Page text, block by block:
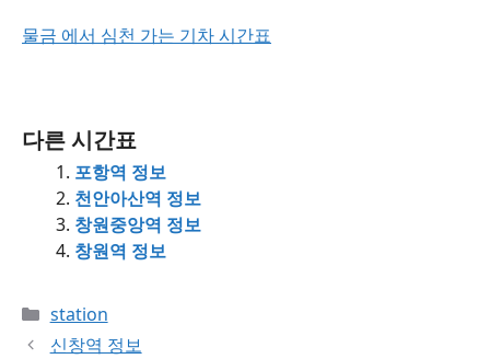
물금 에서 심천 가는 기차 시간표
다른 시간표
포항역 정보
천안아산역 정보
창원중앙역 정보
창원역 정보
Categories
station
신창역 정보